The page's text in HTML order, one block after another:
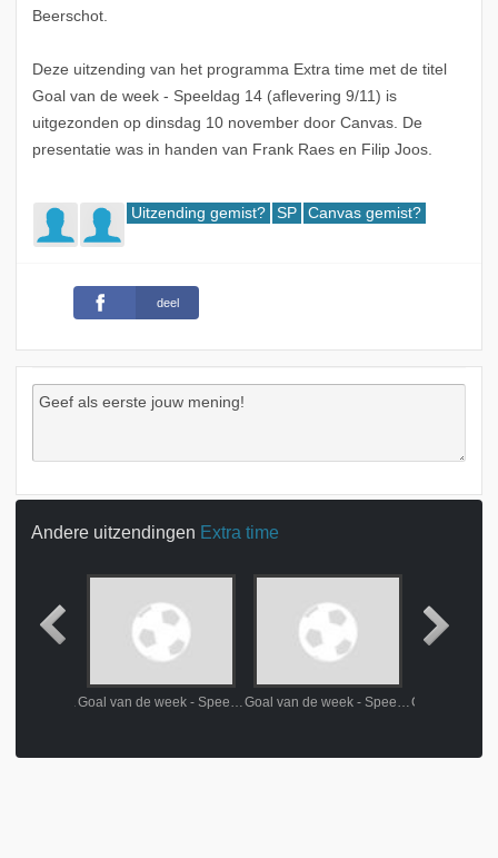
Beerschot.
Deze uitzending van het programma Extra time met de titel
Goal van de week - Speeldag 14 (aflevering 9/11) is
uitgezonden op dinsdag 10 november door Canvas. De
presentatie was in handen van Frank Raes en Filip Joos.
Uitzending gemist? SP Canvas gemist?
deel
Andere uitzendingen Extra time
Goal van de week - Speeldag 13 (aflevering 2/11) Goal van de week - Speeldag 13 (aflevering 2/11) Goal van de week - Speeldag 15 (aflevering 23/11)